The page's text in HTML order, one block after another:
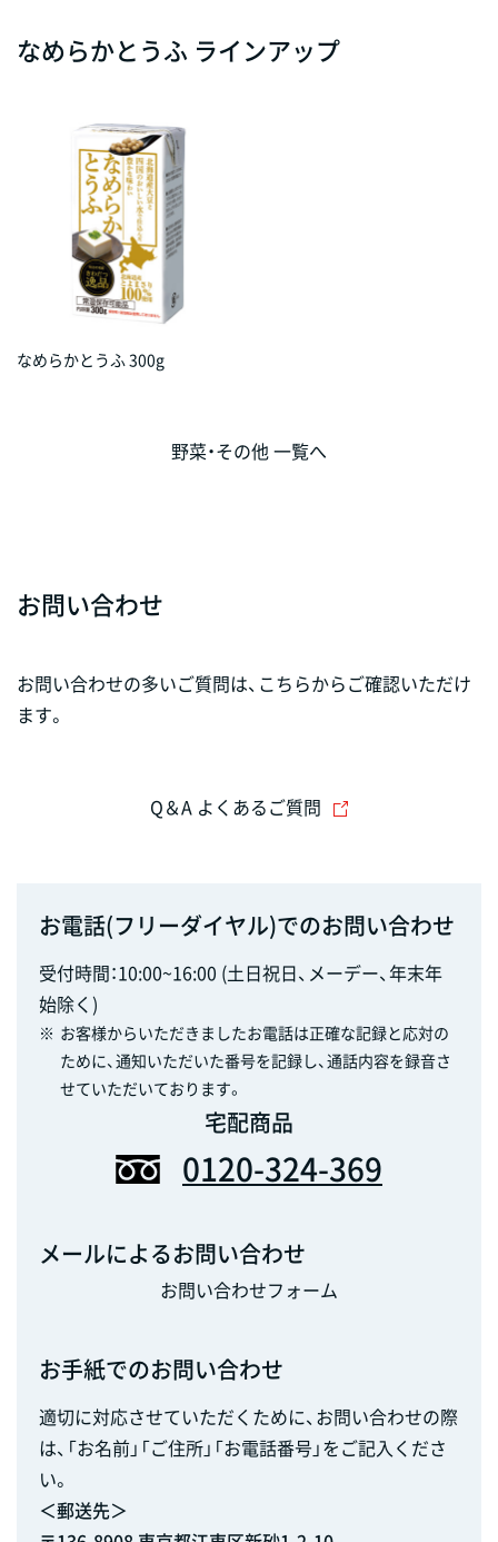
なめらかとうふ ラインアップ
なめらかとうふ 300g
野菜・その他 一覧へ
お問い合わせ
お問い合わせの多いご質問は、こちらからご確認いただけ
ます。
Q＆A よくあるご質問
お電話(フリーダイヤル)でのお問い合わせ
受付時間：10:00~16:00 (土日祝日、メーデー、年末年
始除く)
※ お客様からいただきましたお電話は正確な記録と応対の
ために、通知いただいた番号を記録し、通話内容を録音さ
せていただいております。
宅配商品
0120-324-369
メールによるお問い合わせ
お問い合わせフォーム
お手紙でのお問い合わせ
適切に対応させていただくために、お問い合わせの際
は、「お名前」「ご住所」「お電話番号」をご記入くださ
い。
＜郵送先＞